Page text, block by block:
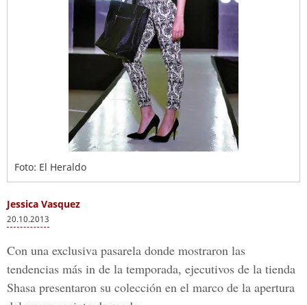
Foto: El Heraldo
Jessica Vasquez
20.10.2013
Con una exclusiva pasarela donde mostraron las
tendencias más in de la temporada, ejecutivos de la tienda
Shasa presentaron su colección en el marco de la apertura